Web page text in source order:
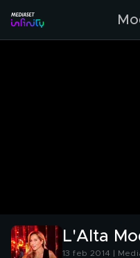
L'Alta
13 feb 2014 |